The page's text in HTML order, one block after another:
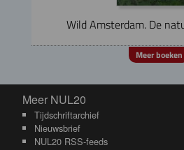
Wild Amsterdam. De
Meer boeken
Meer NUL20
Meer NUL20
Tijdschriftarchief
Nieuwsbrief
NUL20 RSS-feeds